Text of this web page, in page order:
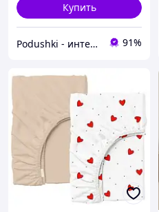
Купить
Podushki - интернет-магазин Подушки 91%